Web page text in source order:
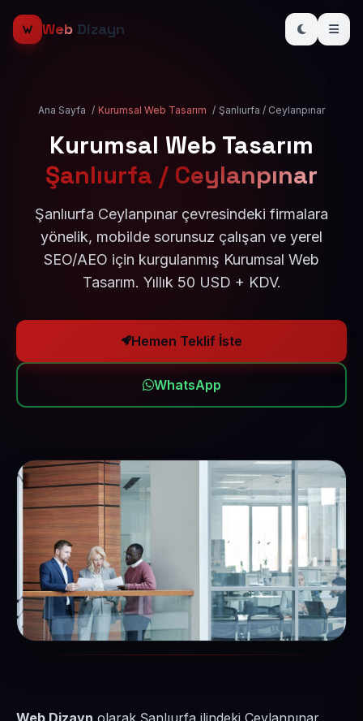
Web Dizayn
Ana Sayfa / Kurumsal Web Tasarım / Şanlıurfa / Ceylanpınar
Kurumsal Web Tasarım
Şanlıurfa / Ceylanpınar
Şanlıurfa Ceylanpınar çevresindeki firmalara
yönelik, mobilde sorunsuz çalışan ve yerel
SEO/AEO için kurgulanmış Kurumsal Web
Tasarım. Yıllık 50 USD + KDV.
Hemen Teklif İste
WhatsApp
Web Dizayn olarak Şanlıurfa ilindeki Ceylanpınar